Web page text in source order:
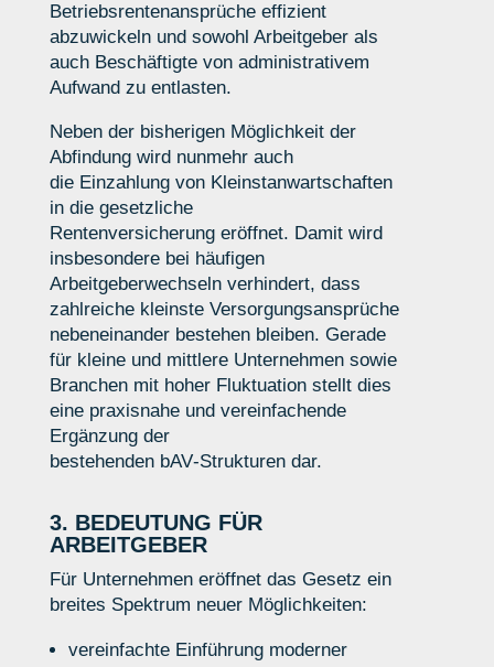
Betriebsrentenansprüche effizient
abzuwickeln und sowohl Arbeitgeber als
auch Beschäftigte von administrativem
Aufwand zu entlasten.
Neben der bisherigen Möglichkeit der
Abfindung wird nunmehr auch
die Einzahlung von Kleinstanwartschaften
in die gesetzliche
Rentenversicherung eröffnet. Damit wird
insbesondere bei häufigen
Arbeitgeberwechseln verhindert, dass
zahlreiche kleinste Versorgungsansprüche
nebeneinander bestehen bleiben. Gerade
für kleine und mittlere Unternehmen sowie
Branchen mit hoher Fluktuation stellt dies
eine praxisnahe und vereinfachende
Ergänzung der
bestehenden bAV‑Strukturen dar.
3. BEDEUTUNG FÜR
ARBEITGEBER
Für Unternehmen eröffnet das Gesetz ein
breites Spektrum neuer Möglichkeiten:
vereinfachte Einführung moderner